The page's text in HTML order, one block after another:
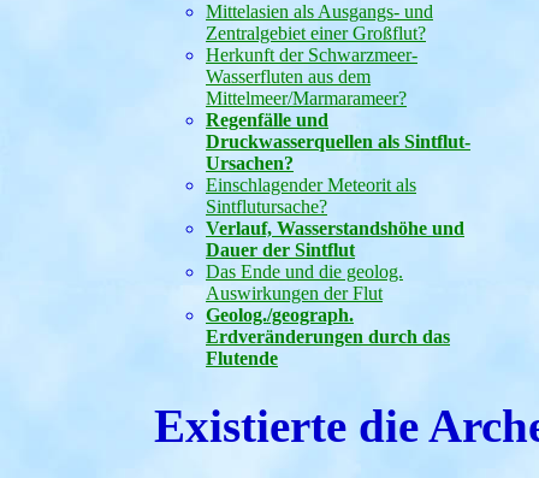
Mittelasien als Ausgangs- und
Zentralgebiet einer Großflut?
Herkunft der Schwarzmeer-
Wasserfluten aus dem
Mittelmeer/Marmarameer?
Regenfälle und
Druckwasserquellen als Sintflut-
Ursachen?
Einschlagender Meteorit als
Sintflutursache?
Verlauf, Wasserstandshöhe und
Dauer der Sintflut
Das Ende und die geolog.
Auswirkungen der Flut
Geolog./geograph.
Erdveränderungen durch das
Flutende
Existierte die